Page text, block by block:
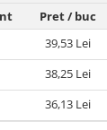
Pret/ buc
39,53 Lei
38,25 Lei
36,13 Lei